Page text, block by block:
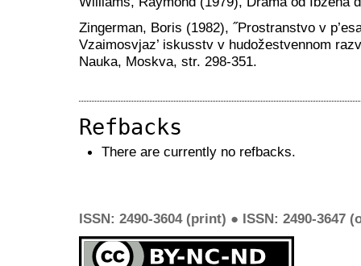
Zingerman, Boris (1982), ˝Prostranstvo v
Vzaimosvjaz’ iskusstv v hudožestvennom
Nauka, Moskva, str. 298-351.
Refbacks
There are currently no refbacks.
ISSN: 2490-3604 (print) ● ISSN: 2490-3647